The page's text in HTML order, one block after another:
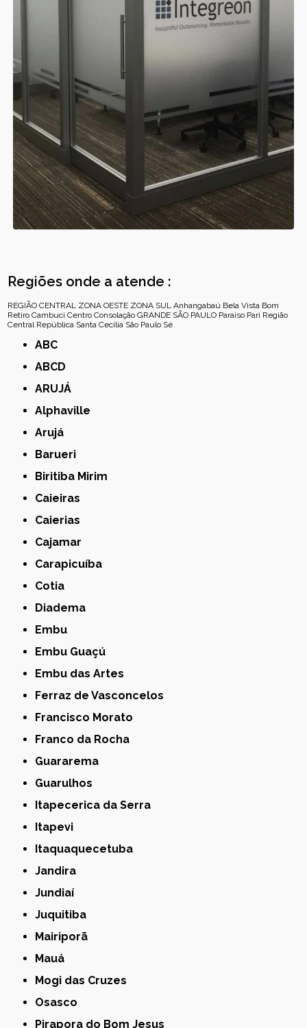
Regiões onde a atende :
REGIÃO CENTRAL ZONA OESTE ZONA SUL Anhangabaú Bela Vista Bom
Retiro Cambuci Centro Consolação GRANDE SÃO PAULO Paraíso Pari Região
Central República Santa Cecília São Paulo Sé
ABC
ABCD
ARUJÁ
Alphaville
Arujá
Barueri
Biritiba Mirim
Caieiras
Caierias
Cajamar
Carapicuíba
Cotia
Diadema
Embu
Embu Guaçú
Embu das Artes
Ferraz de Vasconcelos
Francisco Morato
Franco da Rocha
Guararema
Guarulhos
Itapecerica da Serra
Itapevi
Itaquaquecetuba
Jandira
Jundiaí
Juquitiba
Mairiporã
Mauá
Mogi das Cruzes
Osasco
Pirapora do Bom Jesus